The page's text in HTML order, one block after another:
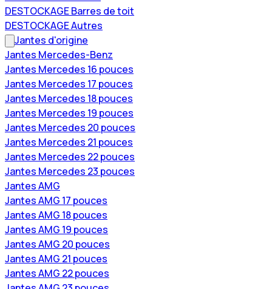
DESTOCKAGE Barres de toit
DESTOCKAGE Autres
Jantes d'origine
Jantes Mercedes-Benz
Jantes Mercedes 16 pouces
Jantes Mercedes 17 pouces
Jantes Mercedes 18 pouces
Jantes Mercedes 19 pouces
Jantes Mercedes 20 pouces
Jantes Mercedes 21 pouces
Jantes Mercedes 22 pouces
Jantes Mercedes 23 pouces
Jantes AMG
Jantes AMG 17 pouces
Jantes AMG 18 pouces
Jantes AMG 19 pouces
Jantes AMG 20 pouces
Jantes AMG 21 pouces
Jantes AMG 22 pouces